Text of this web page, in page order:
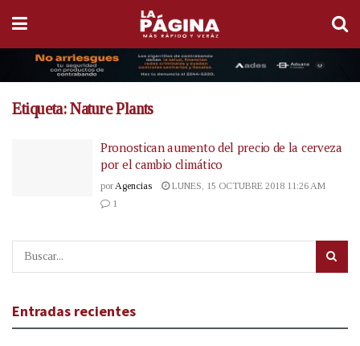
Etiqueta:Nature Plants
Pronostican aumento del precio de la cerveza
por el cambio climático
por Agencias
LUNES, 15 OCTUBRE 2018 11:26 AM
1
Entradas recientes